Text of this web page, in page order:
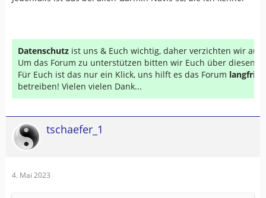
Datenschutz ist uns & Euch wichtig, daher verzichten wir auf
Um das Forum zu unterstützen bitten wir Euch über diesen
Für Euch ist das nur ein Klick, uns hilft es das Forum
betreiben! Vielen vielen Dank...
tschaefer_1
4. Mai 2023